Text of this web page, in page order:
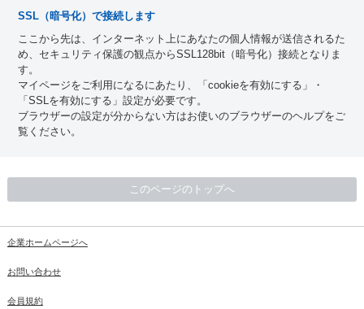
SSL（暗号化）で接続します
ここから先は、インターネット上にあなたの個人情報が送信されるた
め、セキュリティ保護の観点からSSL128bit（暗号化）接続となりま
す。
マイページをご利用になるにあたり、「cookieを有効にする」・
「SSLを有効にする」設定が必要です。
ブラウザーの設定が分からない方はお使いのブラウザーのヘルプをご
覧ください。
このページのトップへ
企業ホームページへ
お問い合わせ
会員規約